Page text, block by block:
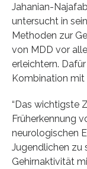
Jahanian-
untersucht in
Methoden zur
von MDD vor
erleichtern.
Kombination mit
“Das wichtigste
Früherkennung
neurologischen
Jugendlichen zu
Gehirnaktivität